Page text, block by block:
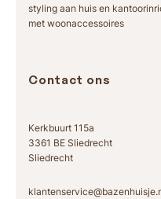
styling aan huis en
met woonaccessoires
Contact ons
Kerkbuurt 115a
3361 BE Sliedrecht
Sliedrecht